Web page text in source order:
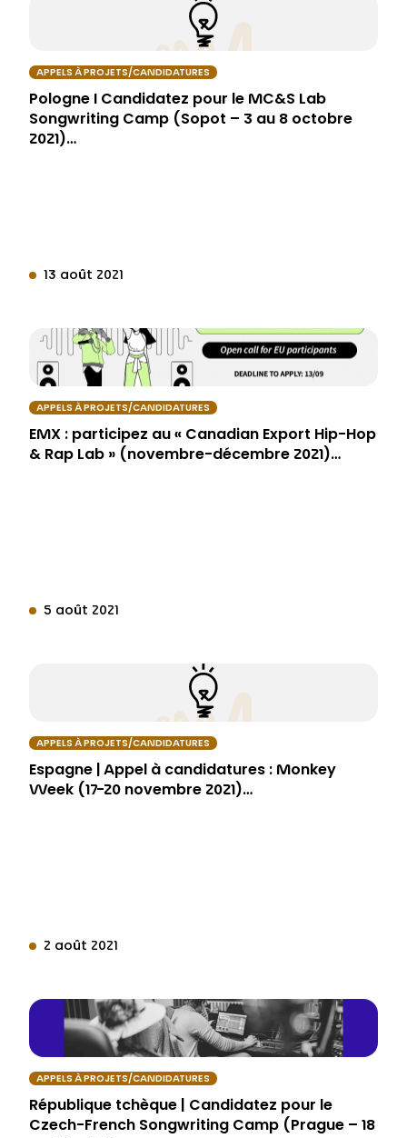
APPELS À PROJETS/CANDIDATURES
Pologne I Candidatez pour le MC&S Lab
Songwriting Camp (Sopot – 3 au 8 octobre
2021)…
13 août 2021
APPELS À PROJETS/CANDIDATURES
EMX : participez au « Canadian Export Hip-Hop
& Rap Lab » (novembre-décembre 2021)…
5 août 2021
APPELS À PROJETS/CANDIDATURES
Espagne | Appel à candidatures : Monkey
Week (17-20 novembre 2021)…
2 août 2021
APPELS À PROJETS/CANDIDATURES
République tchèque | Candidatez pour le
Czech-French Songwriting Camp (Prague – 18